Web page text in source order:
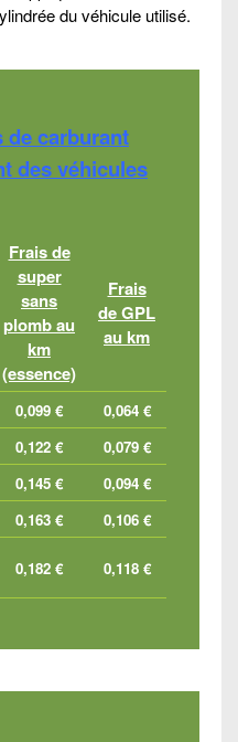
du véhicule utilisé.
de carburant
des véhicules
Frais de
super
sans
plomb au
km
(essence)
Frais
de GPL
au km
0,099 €
0,064 €
0,122 €
0,079 €
0,145 €
0,094 €
0,163 €
0,106 €
0,182 € 0,118 €